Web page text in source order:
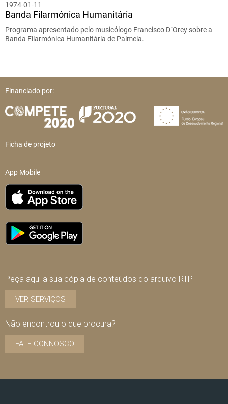
1974-01-11
Banda Filarmónica Humanitária
Programa apresentado pelo musicólogo Francisco D´Orey sobre a
Banda Filarmónica Humanitária de Palmela.
Financiado por:
Ficha de projeto
App Mobile
Peça aqui a sua cópia de conteúdos do arquivo RTP
VER SERVIÇOS
Não encontrou o que procura?
FALE CONNOSCO